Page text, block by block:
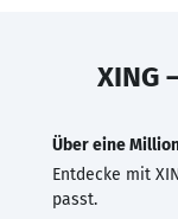
XING
Über eine
Entdecke mit
passt.